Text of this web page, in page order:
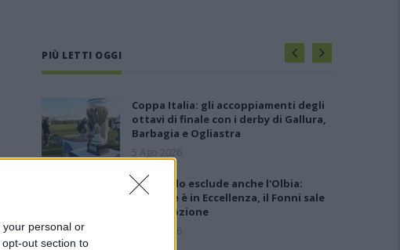
personal or
out section to
PIÙ LETTI OGGI
Coppa Italia: gli accoppiamenti degli
ottavi di finale con i derby di Gallura,
Barbagia e Ogliastra
5 Ago 2026
Il CR sardo esclude anche l'Olbia:
l'Usinese è in Eccellenza, il Fonni sale
in Promozione
5 Ago 2026